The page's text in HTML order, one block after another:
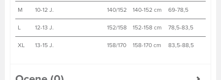
M 10-12 J. 140/152 140-152 cm 69-78,5
L 12-13 J. 152/158 152-158 cm 78,5-83,5
XL 13-15 J. 158/170 158-170 cm 83,5-88,5